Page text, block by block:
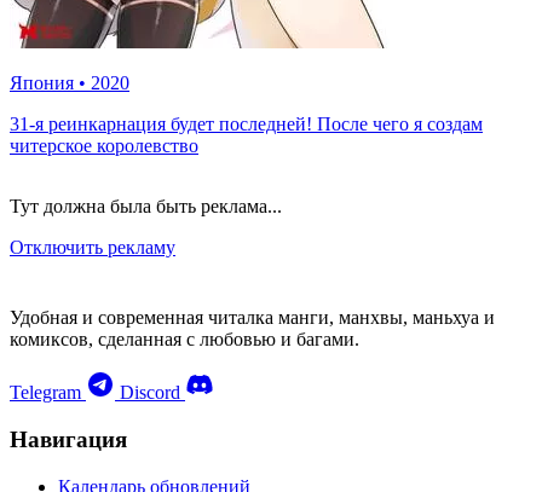
Япония • 2020
31-я реинкарнация будет последней! После чего я создам
читерское королевство
Тут должна была быть реклама...
Отключить рекламу
Удобная и современная читалка манги, манхвы, маньхуа и
комиксов, сделанная с любовью и багами.
Telegram Discord
Навигация
Календарь обновлений